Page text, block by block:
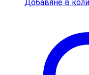
Добавяне в